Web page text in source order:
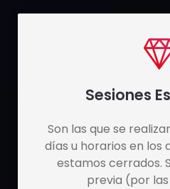
Sesiones
Son las que se
días u horarios en los
estamos cerrados.
previa (por